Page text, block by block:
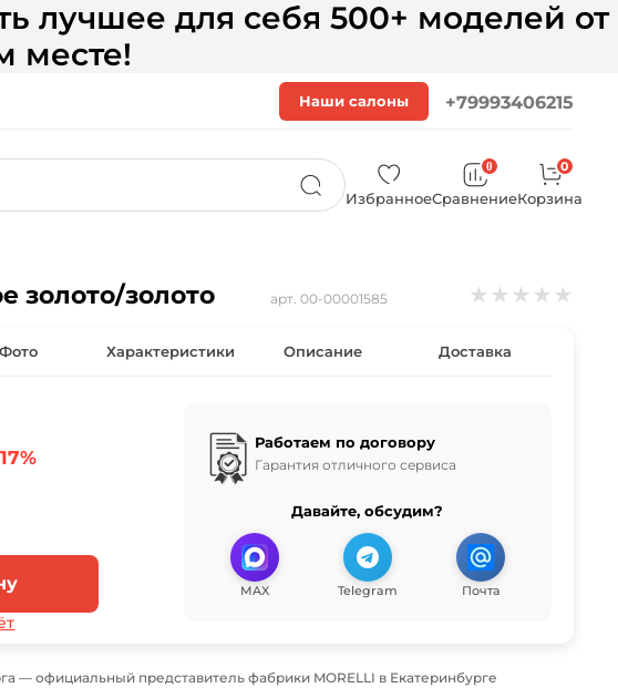
лучшее для себя 500+ моделей от
месте!
Наши салоны +79993406215
Избранное
0
Сравнение
0
Корзина
золото/золото арт. 00-00001585 ★ ★ ★ ★ ★
Фото Характеристики Описание Доставка
Работаем по договору
Гарантия отличного сервиса
Давайте, обсудим?
MAX Telegram Почта
— официальный представитель фабрики MORELLI в Екатеринбурге